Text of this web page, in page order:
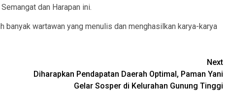
dan Harapan ini.
wartawan yang menulis dan menghasilkan karya-karya
Next
Diharapkan Pendapatan Daerah Optimal, Paman Yani
Gelar Sosper di Kelurahan Gunung Tinggi